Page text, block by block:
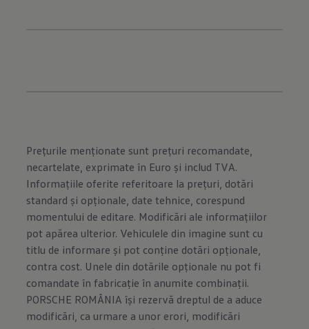
Prețurile menționate sunt prețuri recomandate,
necartelate, exprimate în Euro și includ TVA.
Informațiile oferite referitoare la prețuri, dotări
standard și opționale, date tehnice, corespund
momentului de editare. Modificări ale informațiilor
pot apărea ulterior. Vehiculele din imagine sunt cu
titlu de informare și pot conține dotări opționale,
contra cost. Unele din dotările opționale nu pot fi
comandate în fabricație în anumite combinații.
PORSCHE ROMÂNIA își rezervă dreptul de a aduce
modificări, ca urmare a unor erori, modificări